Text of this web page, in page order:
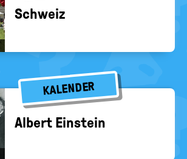
Schweiz
KALENDER
Al­bert Ein­stein